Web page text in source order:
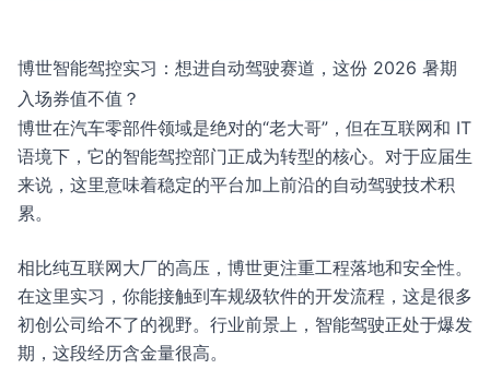
博世智能驾控实习：想进自动驾驶赛道，这份 2026 暑期
入场券值不值？
博世在汽车零部件领域是绝对的“老大哥”，但在互联网和 IT
语境下，它的智能驾控部门正成为转型的核心。对于应届生
来说，这里意味着稳定的平台加上前沿的自动驾驶技术积
累。
相比纯互联网大厂的高压，博世更注重工程落地和安全性。
在这里实习，你能接触到车规级软件的开发流程，这是很多
初创公司给不了的视野。行业前景上，智能驾驶正处于爆发
期，这段经历含金量很高。